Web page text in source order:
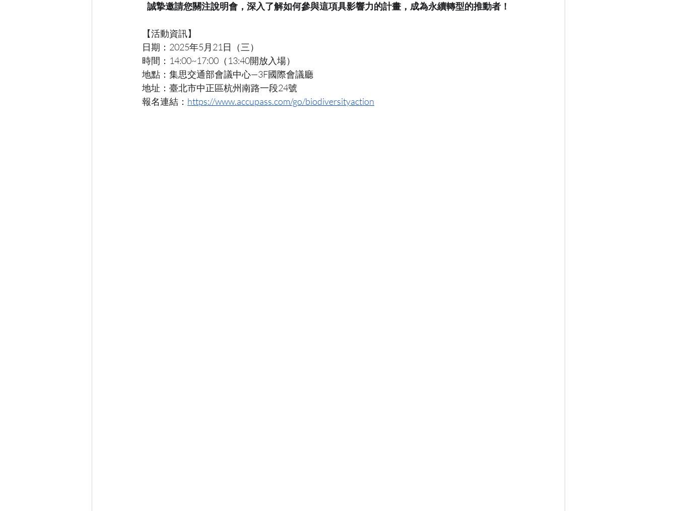
誠摯邀請您關注說明會，深入了解如何參與這項具影響力的計畫，成為永續轉型的推動者！
【活動資訊】
日期：2025年5月21日（三）
時間：14:00~17:00（13:40開放入場）
地點：集思交通部會議中心—3F國際會議廳
地址：臺北市中正區杭州南路一段24號
報名連結： https://www.accupass.com/go/biodiversityaction